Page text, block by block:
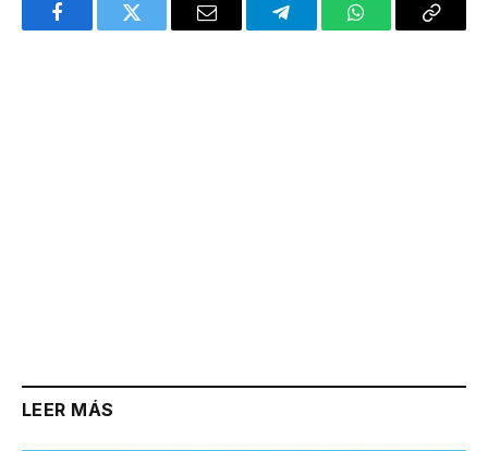
FacebookTwitter Email TelegramWhatsAppCopy
LEER MÁS